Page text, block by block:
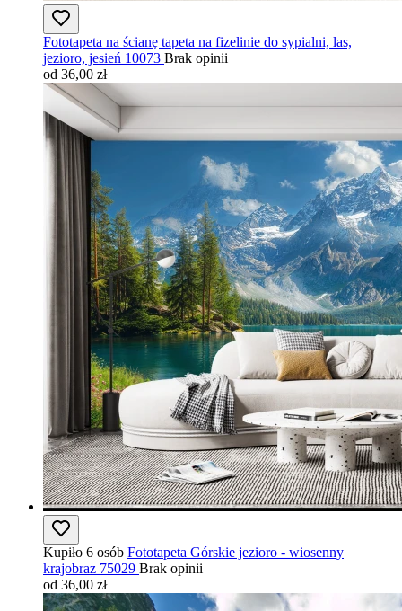
Fototapeta na ścianę tapeta na fizelinie do sypialni, las,
jezioro, jesień 10073 Brak opinii
od 36,00 zł
Kupiło 6 osób Fototapeta Górskie jezioro - wiosenny
krajobraz 75029 Brak opinii
od 36,00 zł